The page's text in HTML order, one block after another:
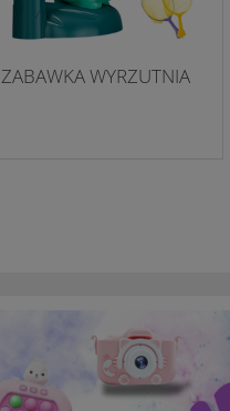
ZABAWKA WYRZUTNIA